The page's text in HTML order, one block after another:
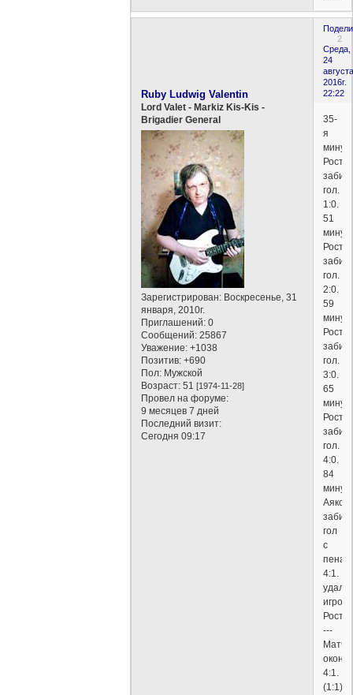
2
Среда,
24
2016г.
22:22
Ruby Ludwig Valentin
Lord Valet - Markiz Kis-Kis -
Brigadier General
Зарегистрирован: Воскресенье, 31
января, 2010г.
Приглашений: 0
Сообщений: 25867
Уважение: +1038
Позитив: +690
Пол: Мужской
Возраст: 51[1974-11-28]
Провел на форуме:
9 месяцев 7 дней
Последний визит:
Сегодня 09:17
35-
я
Ростов
гол.
1:0.
51
Ростов
гол.
2:0.
59
Ростов
гол.
3:0.
65
Ростов
гол.
4:0.
84
Аякс
гол
с
4:1.
игрок
---
Матч
4:1.
(1:1)